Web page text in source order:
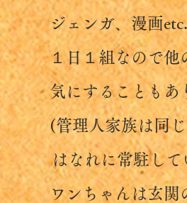
ジェンガ、漫画etc...
１日１組なので他の
気にすることもあり
(管理人家族は同じ建
はなれに常駐して
ワンちゃんは玄関の